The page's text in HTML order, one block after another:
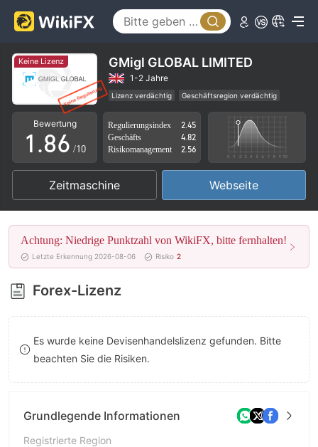
Keine Lizenz GMigl GLOBAL LIMITED
1-2 Jahre
Lizenz verdächtig
Geschäftsregion verdächtig
Hohes potenzielles Risiko
Bewertung
0
1
2
3
4
5
6
7
8
9
.
4
5
6
7
8
9
2
3
4
5
6
7
8
9
/10
Regulierungsindex
2.45
Geschäfts
4.82
Risikomanagement
2.56
Zeitmaschine Webseite
Achtung: Niedrige Punktzahl von WikiFX, bitte fernhalten!
Letzte Erkennung 2026-08-06 Risiko 2
Forex-Lizenz
Es wurde keine Devisenhandelslizenz gefunden. Bitte
beachten Sie die Risiken.
Grundlegende Informationen
Registrierte Region